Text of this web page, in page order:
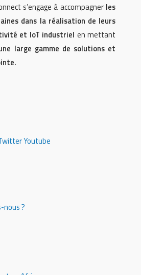
s’engage à accompagner les
dans la réalisation de leurs
et IoT industriel en mettant
large gamme de solutions et
Youtube
nous ?